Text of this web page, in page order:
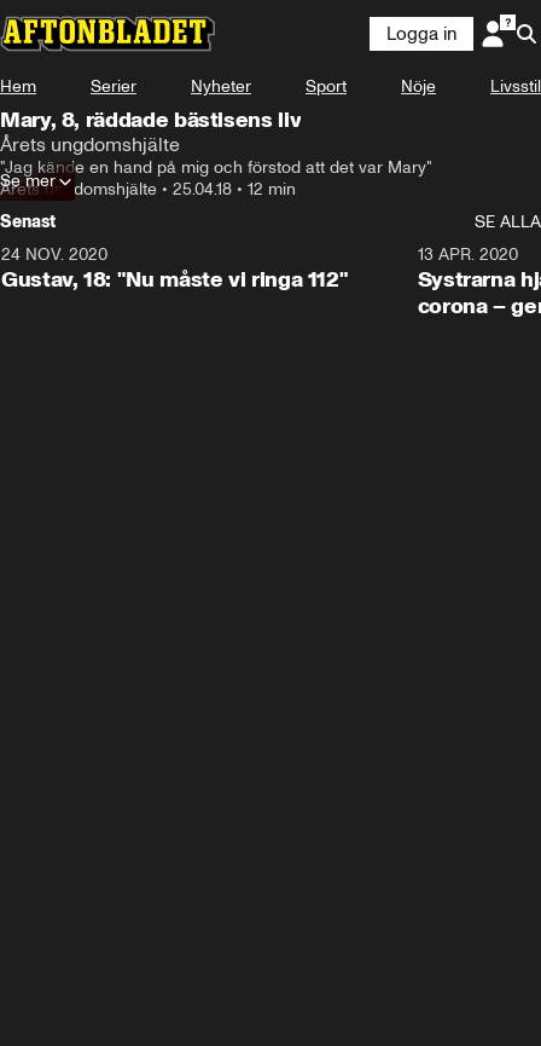
Logga in
Hem Serier Nyheter Sport Nöje Livsstil
Mary, 8, räddade bästisens liv
Årets ungdomshjälte
"Jag kände en hand på mig och förstod att det var Mary"
Årets ungdomshjälte • 25.04.18 • 12 min
Se mer
Senast
SE ALLA
24 NOV. 2020
Gustav, 18: "Nu måste vi ringa 112"
13 APR. 2020
Systrarna
corona –